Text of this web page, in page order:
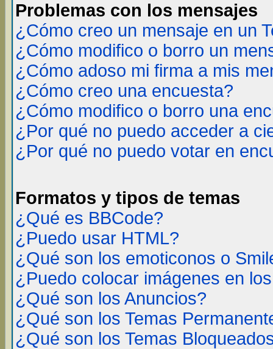
Problemas con los mensajes
¿Cómo creo un mensaje en un
¿Cómo modifico o borro un
¿Cómo adoso mi firma a mis
¿Cómo creo una encuesta?
¿Cómo modifico o borro una
¿Por qué no puedo acceder a
¿Por qué no puedo votar en
Formatos y tipos de temas
¿Qué es BBCode?
¿Puedo usar HTML?
¿Qué son los emoticonos o
¿Puedo colocar imágenes en
¿Qué son los Anuncios?
¿Qué son los Temas
¿Qué son los Temas